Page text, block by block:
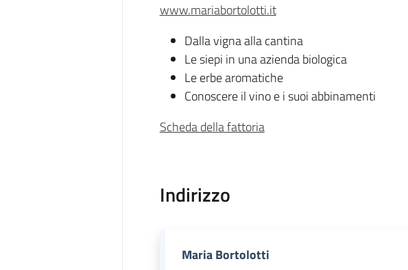
www.mariabortolotti.it
Dalla vigna alla cantina
Le siepi in una azienda biologica
Le erbe aromatiche
Conoscere il vino e i suoi abbinamenti
Scheda della fattoria
Indirizzo
Maria Bortolotti